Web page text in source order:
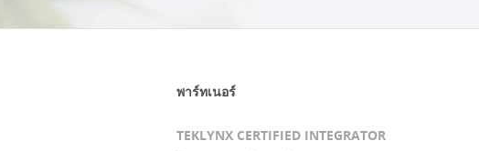
พาร์ทเนอร์
TEKLYNX CERTIFIED INTEGRATOR